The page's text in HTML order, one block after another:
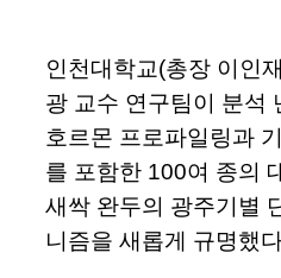
인천대학교(총장 이인
광 교수 연구팀이 분석
호르몬 프로파일링과
를 포함한 100여 종의
새싹 완두의 광주기별
니즘을 새롭게 규명했